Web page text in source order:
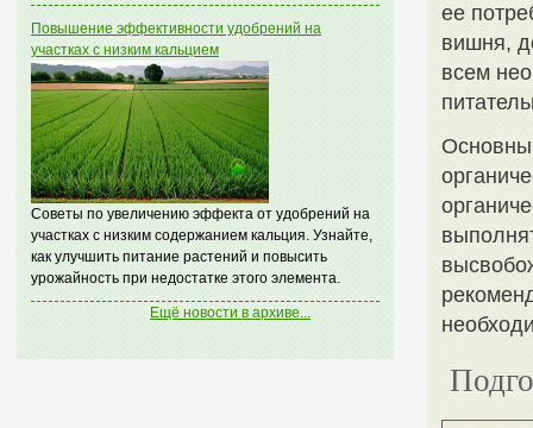
Повышение эффективности удобрений на
участках с низким кальцием
Советы по увеличению эффекта от удобрений на
участках с низким содержанием кальция. Узнайте,
как улучшить питание растений и повысить
урожайность при недостатке этого элемента.
Ещё новости в архиве...
ее
вишня,
всем